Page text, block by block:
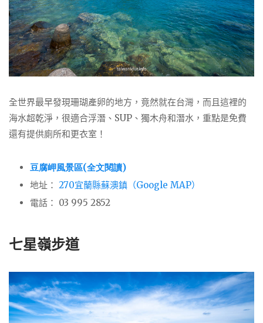
全世界最早發現珊瑚產卵的地方，竟然就在台灣，而且這裡的
海水超乾淨，很適合浮潛、SUP、獨木舟和潛水，重點是免費
還有提供廁所和更衣室！
豆腐岬風景區(全文閱讀)
地址： 270宜蘭縣蘇澳鎮（Google MAP）
電話： 03 995 2852
七星嶺步道